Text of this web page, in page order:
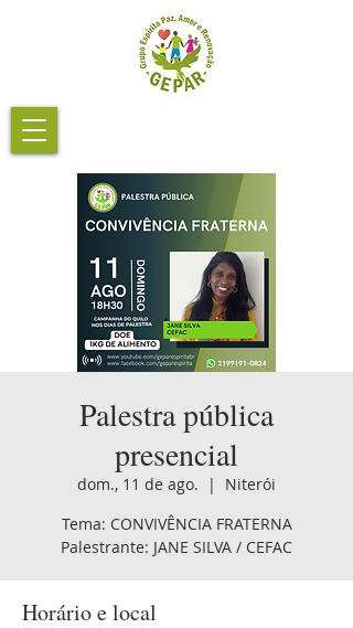
Palestra pública
presencial
dom., 11 de ago.
  |
Niterói
Tema: CONVIVÊNCIA FRATERNA
Palestrante: JANE SILVA / CEFAC
Horário e local